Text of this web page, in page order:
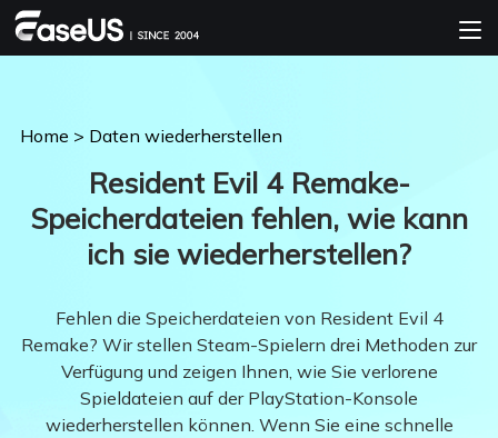
Home > Daten wiederherstellen
Resident Evil 4 Remake-
Speicherdateien fehlen, wie kann
ich sie wiederherstellen?
Fehlen die Speicherdateien von Resident Evil 4
Remake? Wir stellen Steam-Spielern drei Methoden zur
Verfügung und zeigen Ihnen, wie Sie verlorene
Spieldateien auf der PlayStation-Konsole
wiederherstellen können. Wenn Sie eine schnelle